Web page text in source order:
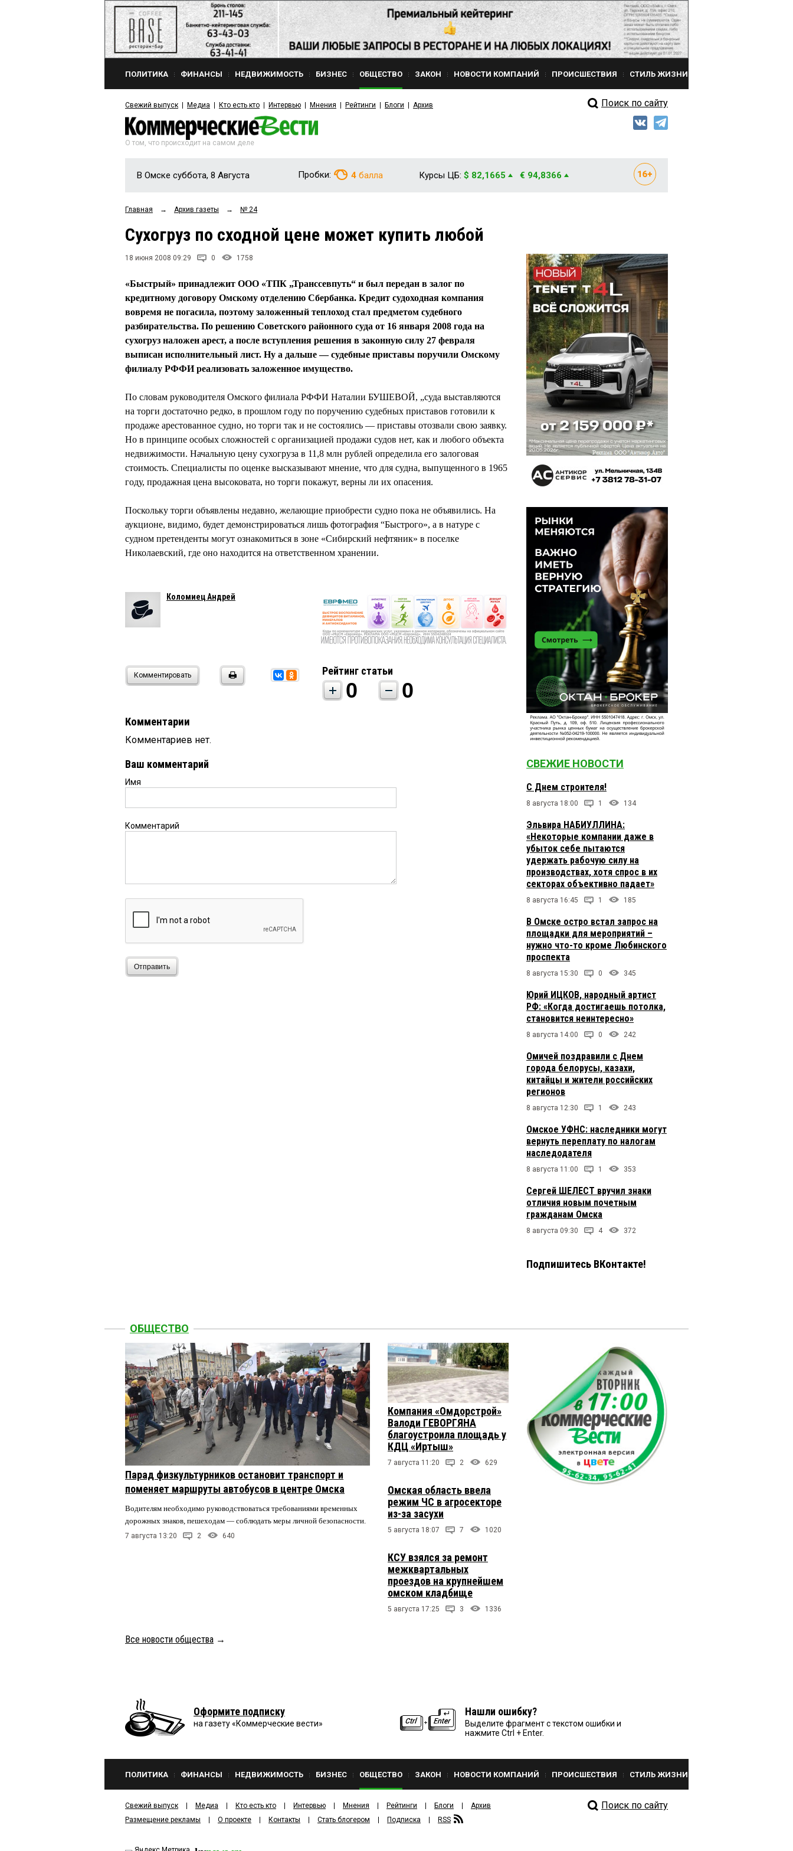
ПОЛИТИКА ФИНАНСЫ НЕДВИЖИМОСТЬ БИЗНЕС ОБЩЕСТВО ЗАКОН НОВОСТИ КОМПАНИЙ ПРОИСШЕСТВИЯ СТИЛЬ ЖИЗНИ
Свежий выпуск Медиа Кто есть кто Интервью Мнения Рейтинги Блоги Архив Поиск по сайту
О том, что происходит на самом деле
В Омске суббота, 8 Августа Пробки: 4 балла Курсы ЦБ: $ 82,1665 € 94,8366
Главная → Архив газеты → № 24
Сухогруз по сходной цене может купить любой
18 июня 2008 09:29 0 1758
«Быстрый» принадлежит ООО «ТПК „Транссевпуть“ и был передан в залог по
кредитному договору Омскому отделению Сбербанка. Кредит судоходная компания
вовремя не погасила, поэтому заложенный теплоход стал предметом судебного
разбирательства. По решению Советского районного суда от 16 января 2008 года на
сухогруз наложен арест, а после вступления решения в законную силу 27 февраля
выписан исполнительный лист. Ну а дальше — судебные приставы поручили Омскому
филиалу РФФИ реализовать заложенное имущество.
По словам руководителя Омского филиала РФФИ Наталии БУШЕВОЙ, „суда выставляются
на торги достаточно редко, в прошлом году по поручению судебных приставов готовили к
продаже арестованное судно, но торги так и не состоялись — приставы отозвали свою заявку.
Но в принципе особых сложностей с организацией продажи судов нет, как и любого объекта
недвижимости. Начальную цену сухогруза в 11,8 млн рублей определила его залоговая
стоимость. Специалисты по оценке высказывают мнение, что для судна, выпущенного в 1965
году, продажная цена высоковата, но торги покажут, верны ли их опасения.
Поскольку торги объявлены недавно, желающие приобрести судно пока не объявились. На
аукционе, видимо, будет демонстрироваться лишь фотография “Быстрого», а в натуре с
судном претенденты могут ознакомиться в зоне «Сибирский нефтяник» в поселке
Николаевский, где оно находится на ответственном хранении.
Коломиец Андрей
Комментировать Рейтинг статьи
0 0
Комментарии
Комментариев нет.
Ваш комментарий
Имя
Комментарий
Отправить
СВЕЖИЕ НОВОСТИ
С Днем строителя!
8 августа 18:00 1 134
Эльвира НАБИУЛЛИНА:
«Некоторые компании даже в
убыток себе пытаются
удержать рабочую силу на
производствах, хотя спрос в их
секторах объективно падает»
8 августа 16:45 1 185
В Омске остро встал запрос на
площадки для мероприятий –
нужно что-то кроме Любинского
проспекта
8 августа 15:30 0 345
Юрий ИЦКОВ, народный артист
РФ: «Когда достигаешь потолка,
становится неинтересно»
8 августа 14:00 0 242
Омичей поздравили с Днем
города белорусы, казахи,
китайцы и жители российских
регионов
8 августа 12:30 1 243
Омское УФНС: наследники могут
вернуть переплату по налогам
наследодателя
8 августа 11:00 1 353
Сергей ШЕЛЕСТ вручил знаки
отличия новым почетным
гражданам Омска
8 августа 09:30 4 372
Подпишитесь ВКонтакте!
ОБЩЕСТВО
Парад физкультурников остановит транспорт и
поменяет маршруты автобусов в центре Омска
Водителям необходимо руководствоваться требованиями временных
дорожных знаков, пешеходам — соблюдать меры личной безопасности.
7 августа 13:20 2 640
Компания «Омдорстрой»
Валоди ГЕВОРГЯНА
благоустроила площадь у
КДЦ «Иртыш»
7 августа 11:20 2 629
Омская область ввела
режим ЧС в агросекторе
из-за засухи
5 августа 18:07 7 1020
КСУ взялся за ремонт
межквартальных
проездов на крупнейшем
омском кладбище
5 августа 17:25 3 1336
Все новости общества →
Оформите подписку
на газету «Коммерческие вести»
Нашли ошибку?
Выделите фрагмент с текстом ошибки и
нажмите Ctrl + Enter.
ПОЛИТИКА ФИНАНСЫ НЕДВИЖИМОСТЬ БИЗНЕС ОБЩЕСТВО ЗАКОН НОВОСТИ КОМПАНИЙ ПРОИСШЕСТВИЯ СТИЛЬ ЖИЗНИ
Свежий выпуск Медиа Кто есть кто Интервью Мнения Рейтинги Блоги
Архив
Размещение рекламы
О проекте Контакты Стать блогером Подписка RSS
Поиск по сайту